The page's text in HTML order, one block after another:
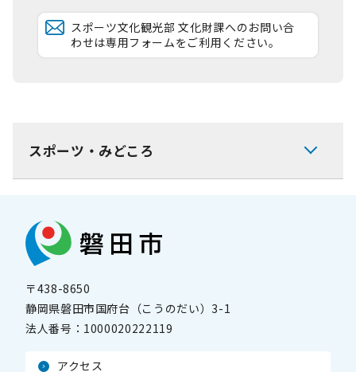
スポーツ文化観光部 文化財課へのお問い合
わせは専用フォームをご利用ください。
スポーツ・みどころ
〒438-8650
静岡県磐田市国府台（こうのだい）3-1
法人番号： 1000020222119
アクセス